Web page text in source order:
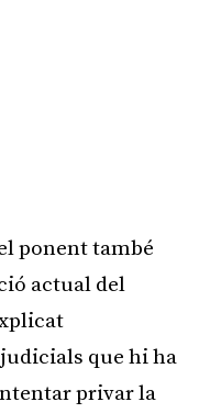
ponent també
actual del
que hi ha
privar la